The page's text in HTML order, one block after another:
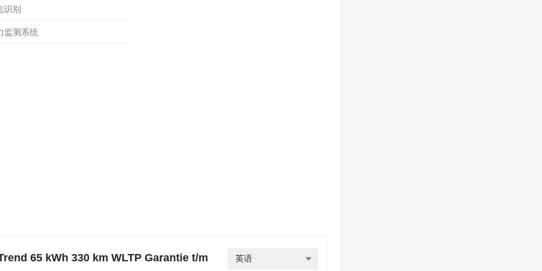
识别
监测系统
65 kWh 330 km WLTP Garantie t/m 英语